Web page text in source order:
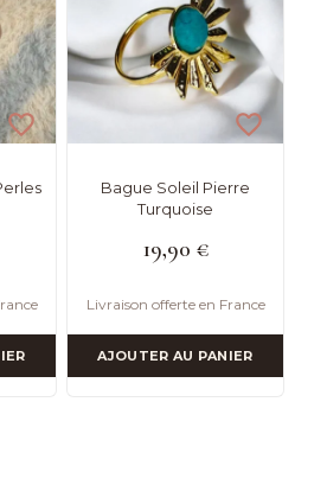
Bague Soleil Pierre
Turquoise
19,90 €
Livraison offerte en France
AJOUTER AU PANIER